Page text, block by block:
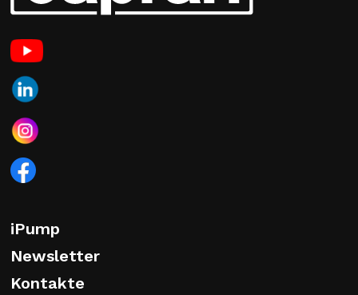
iPump
Newsletter
Kontakte